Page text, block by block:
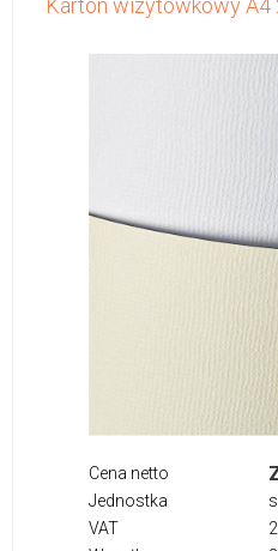
Karton wizytówkowy A4
Cena netto
Jednostka
VAT